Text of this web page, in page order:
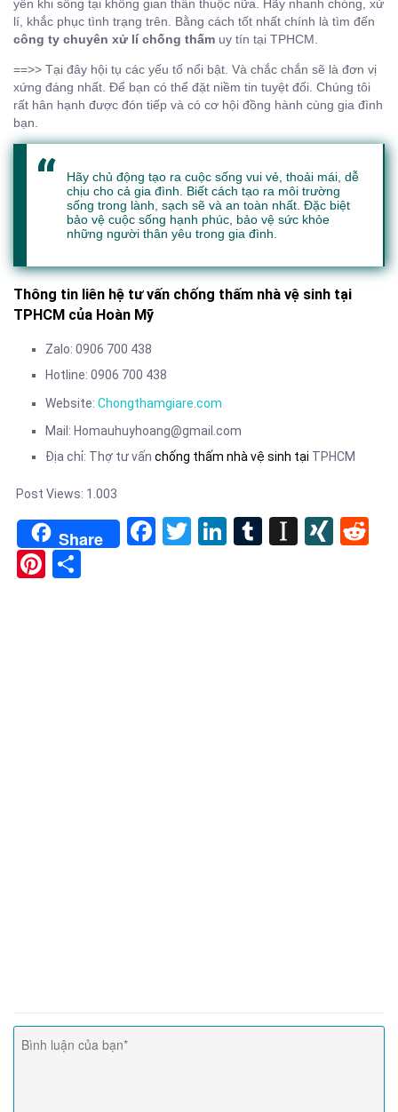
yên khi sống tại không gian thân thuộc nữa. Hãy nhanh chóng, xử
lí, khắc phục tình trạng trên. Bằng cách tốt nhất chính là tìm đến
công ty chuyên xử lí chống thấm uy tín tại TPHCM.
==>> Tại đây hội tụ các yếu tố nổi bật. Và chắc chắn sẽ là đơn vị
xứng đáng nhất. Để bạn có thể đặt niềm tin tuyệt đối. Chúng tôi
rất hân hạnh được đón tiếp và có cơ hội đồng hành cùng gia đình
bạn.
Hãy chủ động tạo ra cuộc sống vui vẻ, thoải mái, dễ
chịu cho cả gia đình. Biết cách tạo ra môi trường
sống trong lành, sạch sẽ và an toàn nhất. Đặc biệt
bảo vệ cuộc sống hạnh phúc, bảo vệ sức khỏe
những người thân yêu trong gia đình.
Thông tin liên hệ tư vấn chống thấm nhà vệ sinh tại
TPHCM của Hoàn Mỹ
Zalo: 0906 700 438
Hotline: 0906 700 438
Website: Chongthamgiare.com
Mail: Homauhuyhoang@gmail.com
Địa chỉ: Thợ tư vấn chống thấm nhà vệ sinh tại TPHCM
Post Views: 1.003
Share Facebook
TwitterLinkedIn
Tumblr
Pinterest